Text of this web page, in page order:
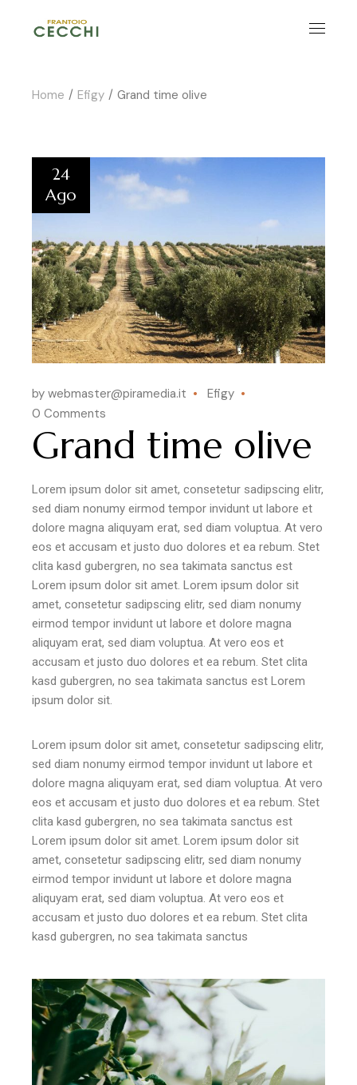
Home Efigy Grand time olive
24
Ago
by webmaster@piramedia.it
Efigy
0 Comments
Grand time olive
Lorem ipsum dolor sit amet, consetetur sadipscing elitr,
sed diam nonumy eirmod tempor invidunt ut labore et
dolore magna aliquyam erat, sed diam voluptua. At vero
eos et accusam et justo duo dolores et ea rebum. Stet
clita kasd gubergren, no sea takimata sanctus est
Lorem ipsum dolor sit amet. Lorem ipsum dolor sit
amet, consetetur sadipscing elitr, sed diam nonumy
eirmod tempor invidunt ut labore et dolore magna
aliquyam erat, sed diam voluptua. At vero eos et
accusam et justo duo dolores et ea rebum. Stet clita
kasd gubergren, no sea takimata sanctus est Lorem
ipsum dolor sit.
Lorem ipsum dolor sit amet, consetetur sadipscing elitr,
sed diam nonumy eirmod tempor invidunt ut labore et
dolore magna aliquyam erat, sed diam voluptua. At vero
eos et accusam et justo duo dolores et ea rebum. Stet
clita kasd gubergren, no sea takimata sanctus est
Lorem ipsum dolor sit amet. Lorem ipsum dolor sit
amet, consetetur sadipscing elitr, sed diam nonumy
eirmod tempor invidunt ut labore et dolore magna
aliquyam erat, sed diam voluptua. At vero eos et
accusam et justo duo dolores et ea rebum. Stet clita
kasd gubergren, no sea takimata sanctus